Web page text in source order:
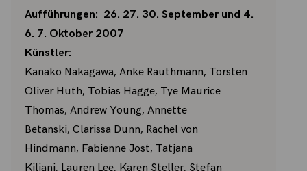
Aufführungen: 26. 27. 30. September und 4.
6. 7. Oktober 2007
Künstler:
Kanako Nakagawa, Anke Rauthmann, Torsten
Oliver Huth, Tobias Hagge, Tye Maurice
Thomas, Andrew Young, Annette
Betanski, Clarissa Dunn, Rachel von
Hindmann, Fabienne Jost, Tatjana
Kiliani, Lauren Lee, Karen Steller, Stefan